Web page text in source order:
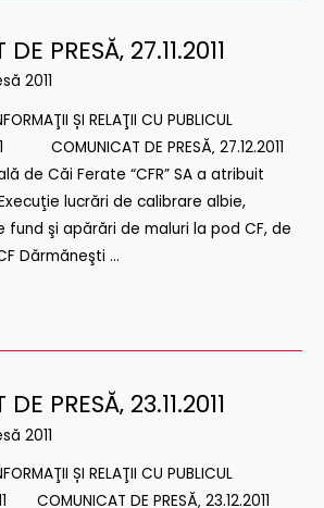
PRESĂ‚ 27.11.2011
2011
ȘI RELAŢII CU PUBLICUL
COMUNICAT DE PRESĂ‚ 27.12.2011
de Căi Ferate “CFR” SA a atribuit
lucrări de calibrare albie,
şi apărări de maluri la pod CF, de
Dărmăneşti …
PRESĂ‚ 23.11.2011
2011
ȘI RELAŢII CU PUBLICUL
COMUNICAT DE PRESĂ‚ 23.12.2011